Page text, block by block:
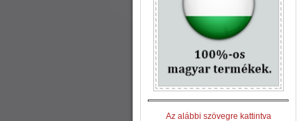
Az alábbi szövegre kattintva